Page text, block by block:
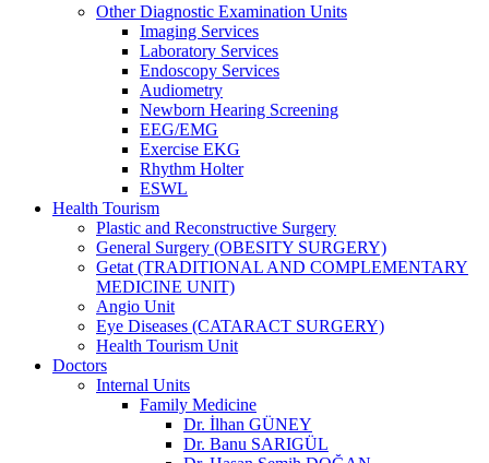
Other Diagnostic Examination Units
Imaging Services
Laboratory Services
Endoscopy Services
Audiometry
Newborn Hearing Screening
EEG/EMG
Exercise EKG
Rhythm Holter
ESWL
Health Tourism
Plastic and Reconstructive Surgery
General Surgery (OBESITY SURGERY)
Getat (TRADITIONAL AND COMPLEMENTARY
MEDICINE UNIT)
Angio Unit
Eye Diseases (CATARACT SURGERY)
Health Tourism Unit
Doctors
Internal Units
Family Medicine
Dr. İlhan GÜNEY
Dr. Banu SARIGÜL